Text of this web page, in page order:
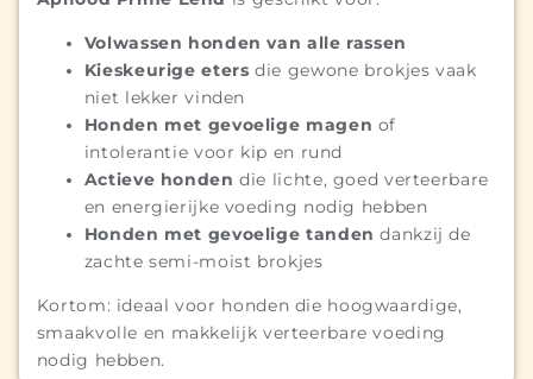
Volwassen honden van alle rassen
Kieskeurige eters die gewone brokjes vaak
niet lekker vinden
Honden met gevoelige magen of
intolerantie voor kip en rund
Actieve honden die lichte, goed verteerbare
en energierijke voeding nodig hebben
Honden met gevoelige tanden dankzij de
zachte semi-moist brokjes
Kortom: ideaal voor honden die hoogwaardige,
smaakvolle en makkelijk verteerbare voeding
nodig hebben.